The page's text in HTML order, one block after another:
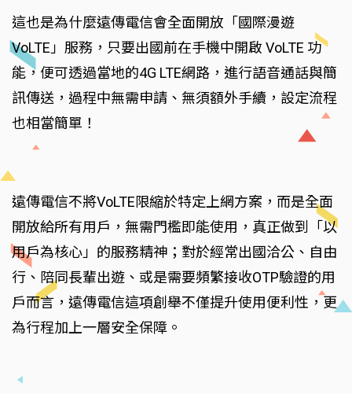
這也是為什麼遠傳電信會全面開放「國際漫遊
VoLTE」服務，只要出國前在手機中開啟 VoLTE 功
能，便可透過當地的4G LTE網路，進行語音通話與簡
訊傳送，過程中無需申請、無須額外手續，設定流程
也相當簡單！
遠傳電信不將VoLTE限縮於特定上網方案，而是全面
開放給所有用戶，無需門檻即能使用，真正做到「以
用戶為核心」的服務精神；對於經常出國洽公、自由
行、陪同長輩出遊、或是需要頻繁接收OTP驗證的用
戶而言，遠傳電信這項創舉不僅提升使用便利性，更
為行程加上一層安全保障。